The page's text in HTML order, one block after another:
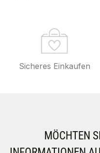
Sicheres Einkaufen
MÖCHTEN